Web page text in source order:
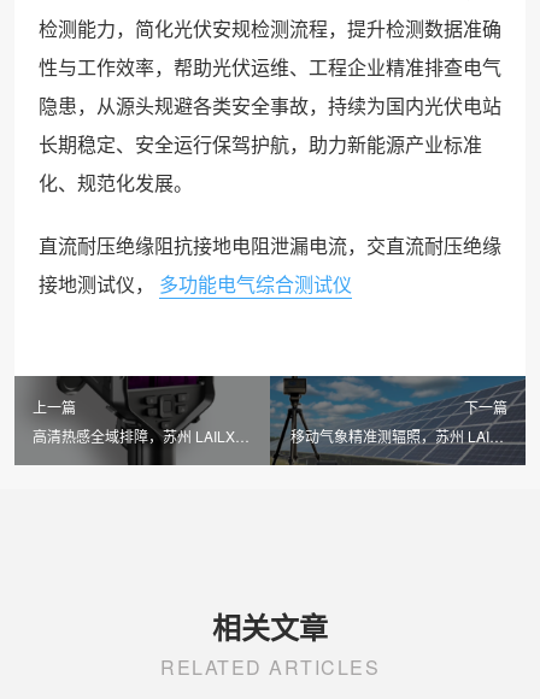
检测能力，简化光伏安规检测流程，提升检测数据准确
性与工作效率，帮助光伏运维、工程企业精准排查电气
隐患，从源头规避各类安全事故，持续为国内光伏电站
长期稳定、安全运行保驾护航，助力新能源产业标准
化、规范化发展。
直流耐压绝缘阻抗接地电阻泄漏电流，交直流耐压绝缘
接地测试仪，
多功能电气综合测试仪
上一篇
高清热感全域排障，苏州 LAILX
LX-F200 手持红外热成像仪筑牢光
下一篇
移动气象精准测辐照，苏州 LAILX
LXH506 便携式气象站构建光伏能
相关文章
RELATED ARTICLES